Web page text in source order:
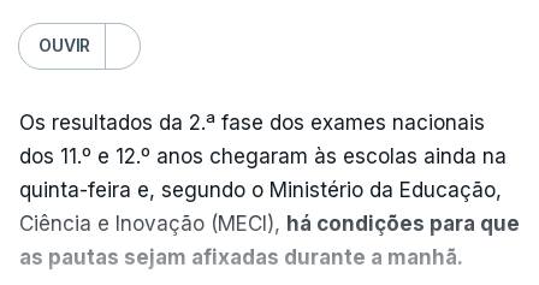
OUVIR
Os resultados da 2.ª fase dos exames nacionais
dos 11.º e 12.º anos chegaram às escolas ainda na
quinta-feira e, segundo o Ministério da Educação,
Ciência e Inovação (MECI), há condições para que
as pautas sejam afixadas durante a manhã.